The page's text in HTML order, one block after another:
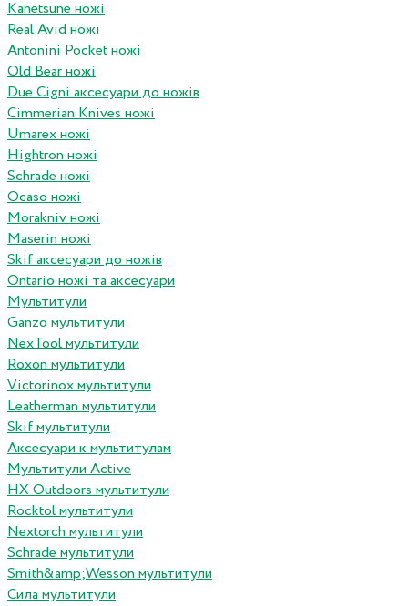
Kanetsune ножі
Real Avid ножі
Antonini Pocket ножі
Old Bear ножі
Due Cigni аксесуари до ножів
Cimmerian Knives ножі
Umarex ножі
Hightron ножі
Schrade ножі
Ocaso ножі
Morakniv ножі
Maserin ножі
Skif аксесуари до ножів
Ontario ножі та аксесуари
Мультитули
Ganzo мультитули
NexTool мультитули
Roxon мультитули
Victorinox мультитули
Leatherman мультитули
Skif мультитули
Аксесуари к мультитулам
Мультитули Active
HX Outdoors мультитули
Rocktol мультитули
Nextorch мультитули
Schrade мультитули
Smith&amp;Wesson мультитули
Сила мультитули